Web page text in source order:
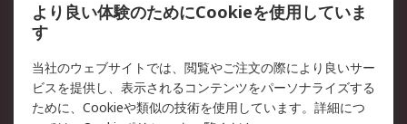
クッキーポリシー
RSについて
会社概要
採用情報
より良い体験のためにCookieを使用していま
す
当社のウェブサイトでは、閲覧やご注文の際により良いサー
ビスを提供し、表示されるコンテンツをパーソナライズする
ために、Cookieや類似の技術を使用しています。詳細につ